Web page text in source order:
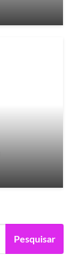
Pesquisar